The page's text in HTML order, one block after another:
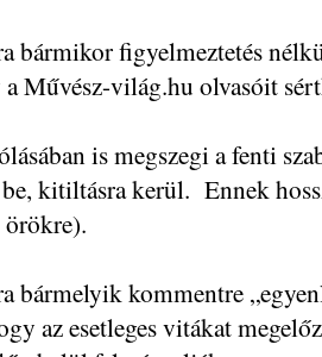
bármikor figyelmeztetés
Művész-világ.hu olvasóit
is megszegi a fenti
kitiltásra kerül. Ennek
örökre).
bármelyik kommentre
az esetleges vitákat